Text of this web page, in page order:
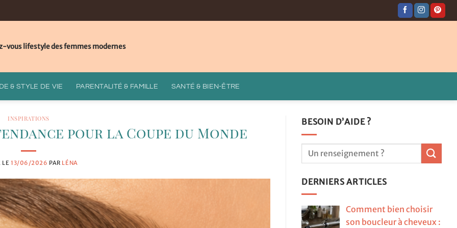
vous lifestyle des femmes modernes
& STYLE DE VIE PARENTALITÉ & FAMILLE SANTÉ & BIEN-ÊTRE
INSPIRATIONS
pour la Coupe du Monde
LE 13/06/2026 PAR LÉNA
BESOIN D’AIDE ?
DERNIERS ARTICLES
Comment bien choisir
son boucleur à cheveux :